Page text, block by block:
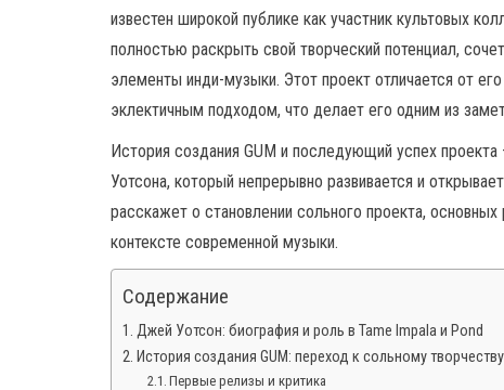
известен широкой публике как участник культовых
полностью раскрыть свой творческий потенциал,
элементы инди-музыки. Этот проект отличается от
эклектичным подходом, что делает его одним из
История создания GUM и последующий успех
Уотсона, который непрерывно развивается и
расскажет о становлении сольного проекта,
контексте современной музыки.
Содержание
Джей Уотсон: биография и роль в Tame Impala и Pond
История создания GUM: переход к сольному творчеству
Первые релизы и критика